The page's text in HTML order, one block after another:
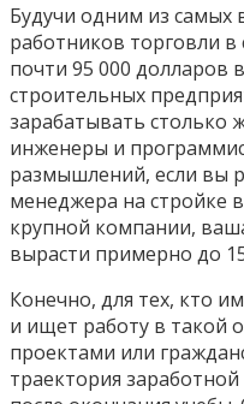
Будучи одним из
работников торговли в
почти 95 000 долларов
строительных
зарабатывать столько
инженеры и
размышлений, если вы
менеджера на стройке
крупной компании,
вырасти примерно до
Конечно, для тех, кто
и ищет работу в такой
проектами или
траектория